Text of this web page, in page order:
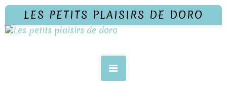
LES PETITS PLAISIRS DE DORO